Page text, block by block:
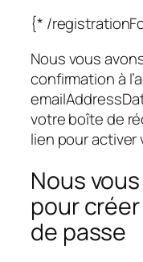
{* /
Nous vous
confirmation à
votre boîte de
lien pour activer
Nous
pour
de passe